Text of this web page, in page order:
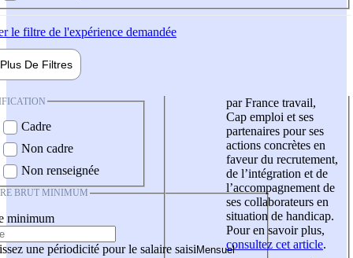
le filtre de l'expérience demandée
Plus De Filtres
Cadre
Non cadre
Non renseignée
BRUT MINIMUM
minimum
une périodicité pour le salaire saisi
par France travail,
Cap emploi et ses
partenaires pour ses
actions concrètes en
faveur du recrutement,
de l’intégration et de
l’accompagnement de
ses collaborateurs en
situation de handicap.
Pour en savoir plus,
consultez cet article.